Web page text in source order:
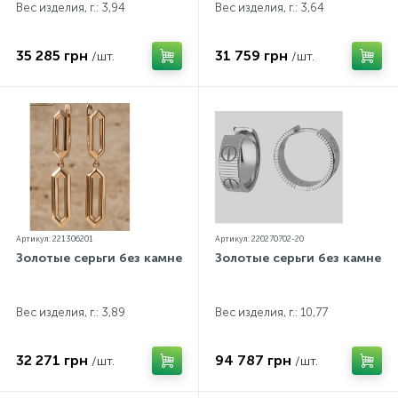
Вес изделия, г.: 3,94
35 285 грн /шт.
Вес изделия, г.: 3,64
31 759 грн /шт.
Артикул: 221306201
Золотые серьги без камней
Вес изделия, г.: 3,89
32 271 грн /шт.
Артикул: 220270702-20
Золотые серьги без камней
Вес изделия, г.: 10,77
94 787 грн /шт.